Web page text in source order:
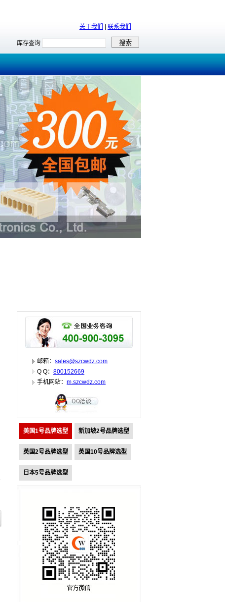
关于我们 联系我们
库存查询
邮箱： sales@szcwdz.com
Q Q： 800152669
手机网站： m.szcwdz.com
美国1号品牌选型 新加坡2号品牌选型
英国2号品牌选型 英国10号品牌选型
日本5号品牌选型